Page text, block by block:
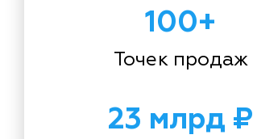
100+
Точек продаж
23 млрд ₽